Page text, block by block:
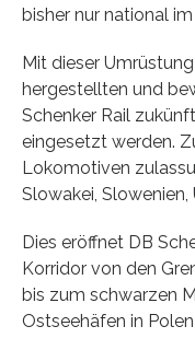
bisher nur national
Mit dieser
hergestellten und
Schenker Rail
eingesetzt werden.
Lokomotiven
Slowakei,
Dies eröffnet DB
Korridor von den
bis zum schwarzen
Ostseehäfen in